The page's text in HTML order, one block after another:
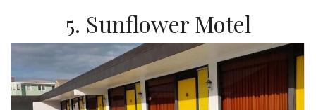
5. Sunflower Motel